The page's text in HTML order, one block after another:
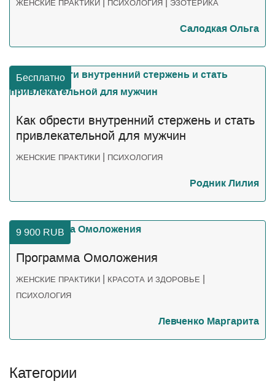
Категории
ЖЕНСКИЕ ПРАКТИКИ ПСИХОЛОГИЯ ЭЗОТЕРИКА
Салодкая Ольга
Бесплатно
Как обрести внутренний стержень и стать
привлекательной для мужчин
ЖЕНСКИЕ ПРАКТИКИ | ПСИХОЛОГИЯ
Родник Лилия
9 900 RUB
Программа Омоложения
ЖЕНСКИЕ ПРАКТИКИ | КРАСОТА И ЗДОРОВЬЕ |
ПСИХОЛОГИЯ
Левченко Маргарита